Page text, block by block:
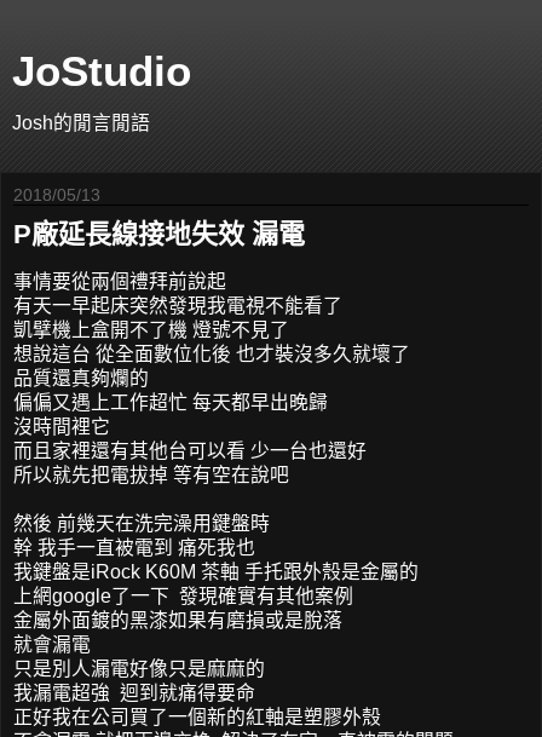
JoStudio
Josh的閒言閒語
2018/05/13
P廠延長線接地失效 漏電
事情要從兩個禮拜前說起
有天一早起床突然發現我電視不能看了
凱擘機上盒開不了機 燈號不見了
想說這台 從全面數位化後 也才裝沒多久就壞了
品質還真夠爛的
偏偏又遇上工作超忙 每天都早出晚歸
沒時間裡它
而且家裡還有其他台可以看 少一台也還好
所以就先把電拔掉 等有空在說吧
然後 前幾天在洗完澡用鍵盤時
幹 我手一直被電到 痛死我也
我鍵盤是iRock K60M 茶軸 手托跟外殼是金屬的
上網google了一下 發現確實有其他案例
金屬外面鍍的黑漆如果有磨損或是脫落
就會漏電
只是別人漏電好像只是麻麻的
我漏電超強 迴到就痛得要命
正好我在公司買了一個新的紅軸是塑膠外殼